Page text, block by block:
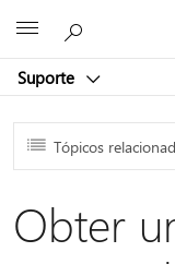
Suporte
Tópicos
Obter